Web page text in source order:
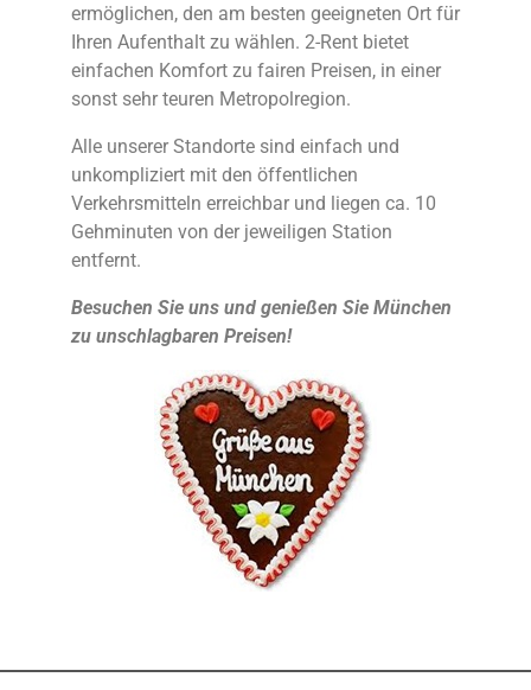
ermöglichen, den am besten geeigneten Ort für
Ihren Aufenthalt zu wählen. 2-Rent bietet
einfachen Komfort zu fairen Preisen, in einer
sonst sehr teuren Metropolregion.
Alle unserer Standorte sind einfach und
unkompliziert mit den öffentlichen
Verkehrsmitteln erreichbar und liegen ca. 10
Gehminuten von der jeweiligen Station
entfernt.
Besuchen Sie uns und genießen Sie München
zu unschlagbaren Preisen!